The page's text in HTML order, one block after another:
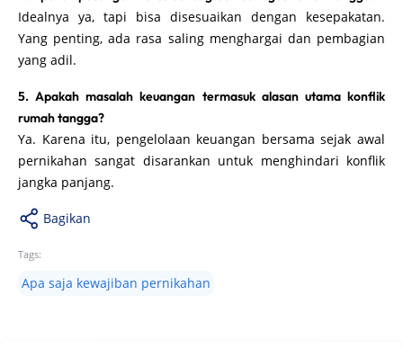
Idealnya ya, tapi bisa disesuaikan dengan kesepakatan.
Yang penting, ada rasa saling menghargai dan pembagian
yang adil.
5. Apakah masalah keuangan termasuk alasan utama konflik
rumah tangga?
Ya. Karena itu, pengelolaan keuangan bersama sejak awal
pernikahan sangat disarankan untuk menghindari konflik
jangka panjang.
Bagikan
Tags:
Apa saja kewajiban pernikahan